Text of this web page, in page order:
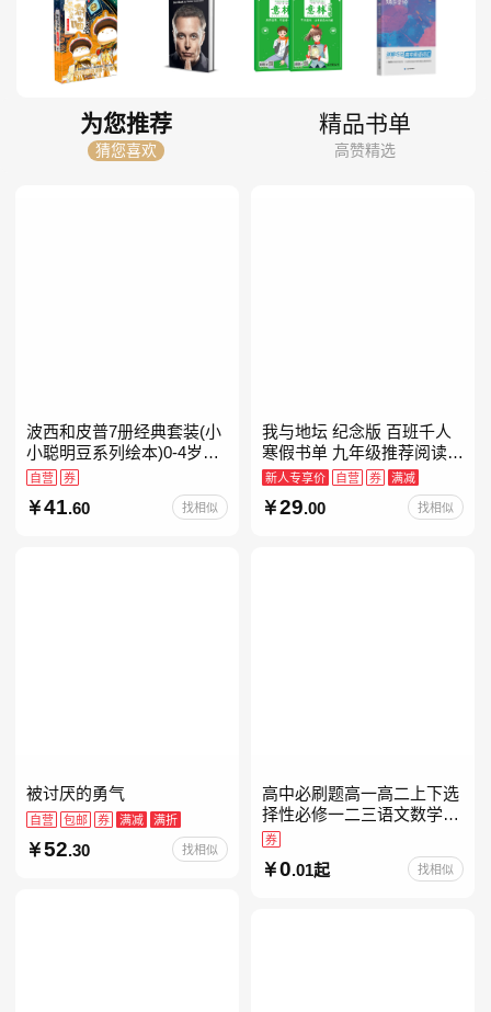
为您推荐
猜您喜欢
精品书单
高赞精选
波西和皮普7册经典套装(小
小聪明豆系列绘本)0-4岁低
幼启蒙情绪管理习惯养成绘
本，引导宝宝认识接纳情绪
培养好品质，发现快
自营 券
41 .60 找相似
我与地坛 纪念版 百班千人
寒假书单 九年级推荐阅读
当当自营
新人专享价 自营 券 满减
29.00 找相似
被讨厌的勇气
自营 包邮 券 满减 满折
52.30 找相似
高中必刷题高一高二上下选
择性必修一二三语文数学英
语物理化学生物政治历史地
理人教版同步练习册狂k重
点教辅资料
券
0.01起 找相似